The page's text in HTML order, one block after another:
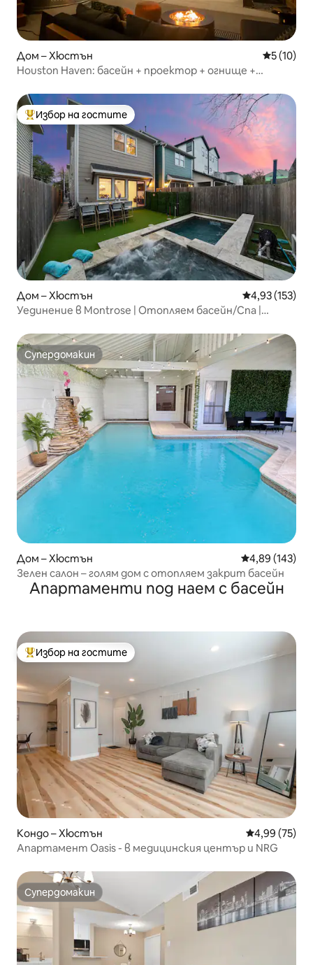
Дом – Хюстън Средна
5 (10)
Houston Haven: басейн + проектор + огнище +
Най-популярен избор на гостите
Избор на гостите
Дом – Хюстън Средна
4,93 (153)
Уединение в Montrose | Отопляем басейн/Спа |
Супердомакин
Супердомакин
Дом – Хюстън Средна
4,89 (143)
Зелен салон – голям дом с отопляем закрит басейн
Апартаменти под наем с басейн
Най-популярен избор на гостите
Избор на гостите
Кондо – Хюстън Средна
4,99 (75)
Апартамент Oasis - в медицинския център и NRG
Супердомакин
Супердомакин